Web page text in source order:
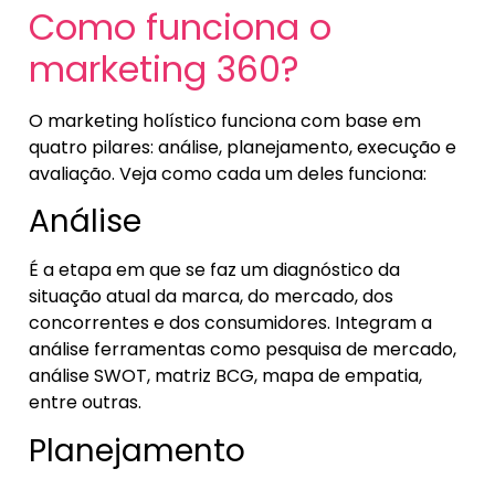
Como funciona o
marketing 360?
O marketing holístico funciona com base em
quatro pilares: análise, planejamento, execução e
avaliação. Veja como cada um deles funciona:
Análise
É a etapa em que se faz um diagnóstico da
situação atual da marca, do mercado, dos
concorrentes e dos consumidores. Integram a
análise ferramentas como pesquisa de mercado,
análise SWOT, matriz BCG, mapa de empatia,
entre outras.
Planejamento